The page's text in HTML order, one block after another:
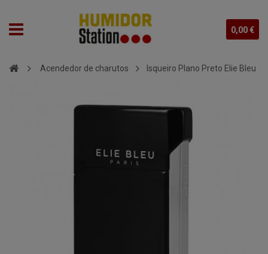
0,00 €
Acendedor de charutos Isqueiro Plano Preto Elie Bleu